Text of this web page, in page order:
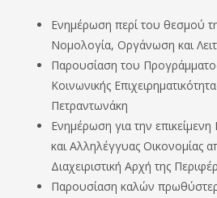
Ενημέρωση περί του θεσμού
Νομολογία, Οργάνωση και
Παρουσίαση του
Κοινωνικής
Πετραντωνάκη
Ενημέρωση για την
και Αλληλέγγυας Οικονομίας
Διαχειριστική Αρχή της
Παρουσίαση καλών